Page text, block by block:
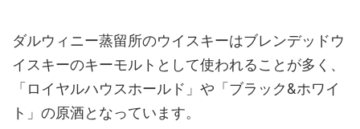
ダルウィニー蒸留所のウイスキーはブレンデッドウ
イスキーのキーモルトとして使われることが多く、
「ロイヤルハウスホールド」や「ブラック&ホワイ
ト」の原酒となっています。